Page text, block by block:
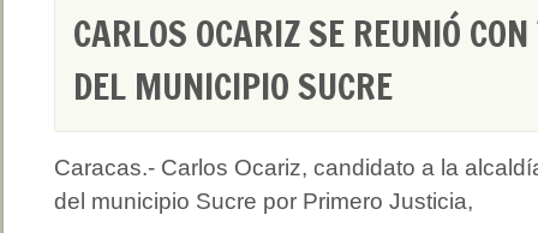
CARLOS OCARIZ SE REUNIÓ
DEL MUNICIPIO SUCRE
Caracas.- Carlos Ocariz, candidato a la
del municipio Sucre por Primero Justicia,